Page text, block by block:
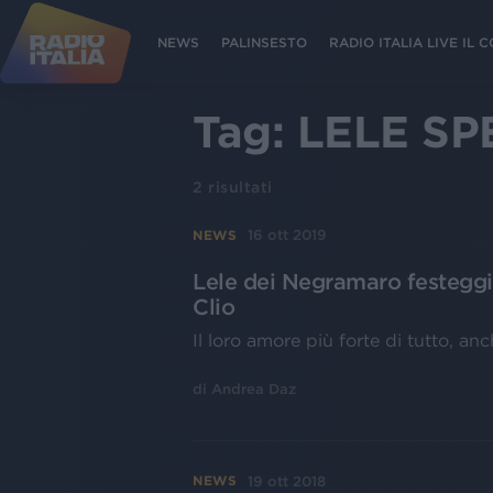
NEWS PALINSESTO RADIO ITALIA LIVE IL
Tag: LELE
2 risultati
NEWS 16 ott 2019
Lele dei Negramaro
Clio
Il loro amore più forte di tutto,
di Andrea Daz
NEWS 19 ott 2018